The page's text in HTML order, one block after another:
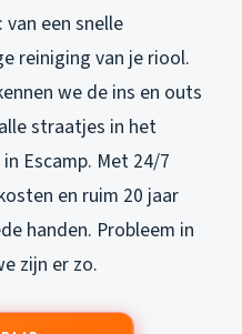
van een snelle
reiniging van je riool.
we de ins en outs
straatjes in het
Escamp. Met 24/7
en ruim 20 jaar
handen. Probleem in
zijn er zo.